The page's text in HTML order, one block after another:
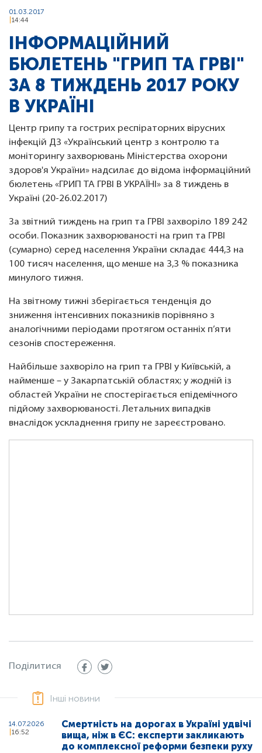
01.03.2017
14:44
ІНФОРМАЦІЙНИЙ
БЮЛЕТЕНЬ "ГРИП ТА ГРВІ"
ЗА 8 ТИЖДЕНЬ 2017 РОКУ
В УКРАЇНІ
Центр грипу та гострих респіраторних вірусних
інфекцій ДЗ «Український центр з контролю та
моніторингу захворювань Міністерства охорони
здоров'я України» надсилає до відома інформаційний
бюлетень «ГРИП ТА ГРВІ В УКРАЇНІ» за 8 тиждень в
Україні (20-26.02.2017)
За звітний тиждень на грип та ГРВІ захворіло 189 242
особи. Показник захворюваності на грип та ГРВІ
(сумарно) серед населення України складає 444,3 на
100 тисяч населення, що менше на 3,3 % показника
минулого тижня.
На звітному тижні зберігається тенденція до
зниження інтенсивних показників порівняно з
аналогічними періодами протягом останніх п’яти
сезонів спостереження.
Найбільше захворіло на грип та ГРВІ у Київській, а
найменше – у Закарпатській областях; у жодній із
областей України не спостерігається епідемічного
підйому захворюваності. Летальних випадків
внаслідок ускладнення грипу не зареєстровано.
Поділитися
Інші новини
14.07.2026
16:52
Смертність на дорогах в Україні удвічі
вища, ніж в ЄС: експерти закликають
до комплексної реформи безпеки руху